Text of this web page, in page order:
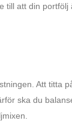
till att din
Att titta
ska du